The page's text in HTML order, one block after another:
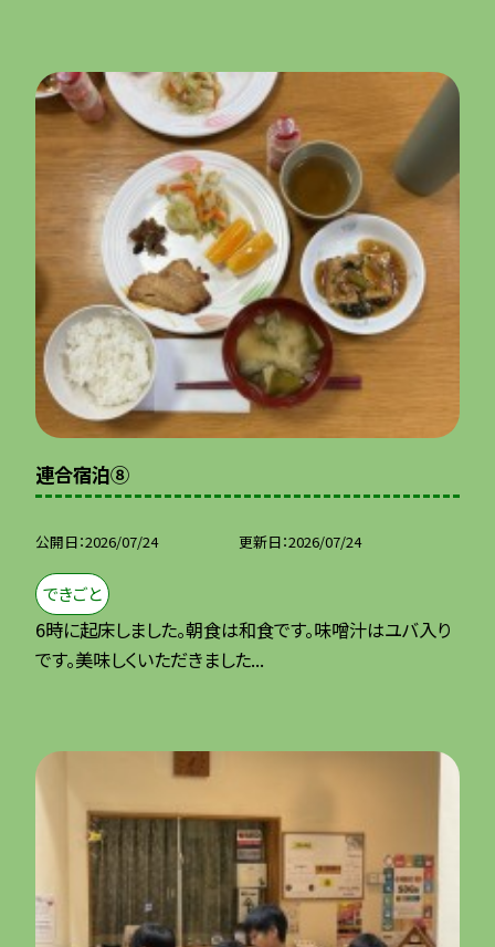
連合宿泊⑧
公開日 2026/07/24 更新日 2026/07/24
できごと
6時に起床しました。朝食は和食です。味噌汁はユバ入り
です。美味しくいただきました...